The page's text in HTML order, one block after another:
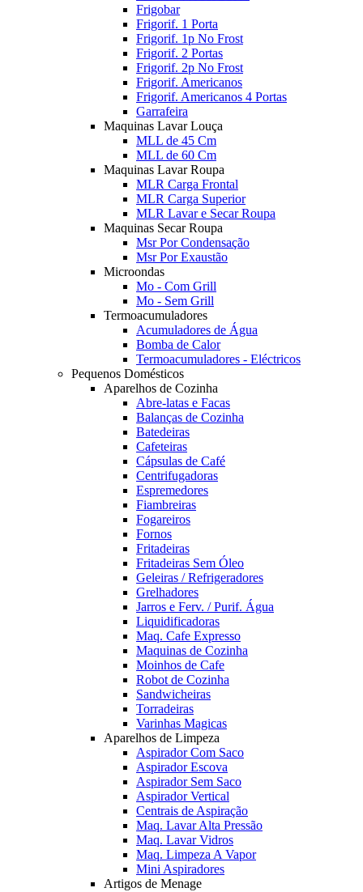
Frigobar
Frigorif. 1 Porta
Frigorif. 1p No Frost
Frigorif. 2 Portas
Frigorif. 2p No Frost
Frigorif. Americanos
Frigorif. Americanos 4 Portas
Garrafeira
Maquinas Lavar Louça
MLL de 45 Cm
MLL de 60 Cm
Maquinas Lavar Roupa
MLR Carga Frontal
MLR Carga Superior
MLR Lavar e Secar Roupa
Maquinas Secar Roupa
Msr Por Condensação
Msr Por Exaustão
Microondas
Mo - Com Grill
Mo - Sem Grill
Termoacumuladores
Acumuladores de Água
Bomba de Calor
Termoacumuladores - Eléctricos
Pequenos Domésticos
Aparelhos de Cozinha
Abre-latas e Facas
Balanças de Cozinha
Batedeiras
Cafeteiras
Cápsulas de Café
Centrifugadoras
Espremedores
Fiambreiras
Fogareiros
Fornos
Fritadeiras
Fritadeiras Sem Óleo
Geleiras / Refrigeradores
Grelhadores
Jarros e Ferv. / Purif. Água
Liquidificadoras
Maq. Cafe Expresso
Maquinas de Cozinha
Moinhos de Cafe
Robot de Cozinha
Sandwicheiras
Torradeiras
Varinhas Magicas
Aparelhos de Limpeza
Aspirador Com Saco
Aspirador Escova
Aspirador Sem Saco
Aspirador Vertical
Centrais de Aspiração
Maq. Lavar Alta Pressão
Maq. Lavar Vidros
Maq. Limpeza A Vapor
Mini Aspiradores
Artigos de Menage